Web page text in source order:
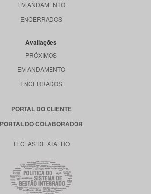
EM ANDAMENTO
ENCERRADOS
Avaliações
PRÓXIMOS
EM ANDAMENTO
ENCERRADOS
PORTAL DO CLIENTE
PORTAL DO COLABORADOR
TECLAS DE ATALHO